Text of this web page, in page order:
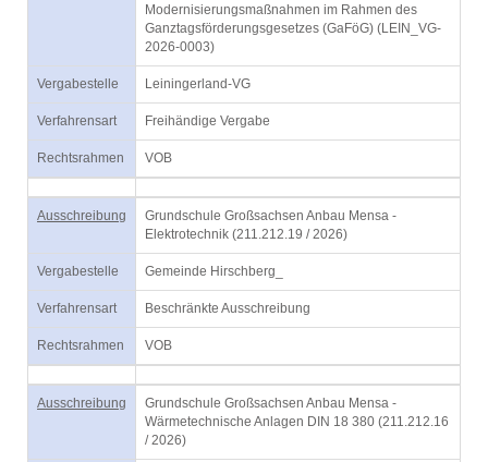
Modernisierungsmaßnahmen im Rahmen des
Ganztagsförderungsgesetzes (GaFöG) (LEIN_VG-
2026-0003)
Vergabestelle Leiningerland-VG
Verfahrensart Freihändige Vergabe
Rechtsrahmen VOB
Ausschreibung
Grundschule Großsachsen Anbau Mensa -
Elektrotechnik (211.212.19 / 2026)
Vergabestelle Gemeinde Hirschberg_
Verfahrensart Beschränkte Ausschreibung
Rechtsrahmen VOB
Ausschreibung
Grundschule Großsachsen Anbau Mensa -
Wärmetechnische Anlagen DIN 18 380 (211.212.16
/ 2026)